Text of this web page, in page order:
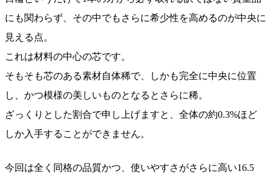
にも関わらず、その中でもさらに希少性を高めるのが中央に
見える点。
これは材料の中心の芯です。
そもそも芯のある素材自体稀で、しかも完全に中央に位置
し、かつ模様の美しいものとなるとさらに稀。
ざっくりとした割合で申し上げますと、全体の約0.3%ほど
しか入手することができません。
今回は全く同格の品質かつ、使いやすさがさらに高い16.5